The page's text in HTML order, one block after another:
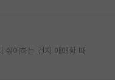
싫어하는 건지 애매할 때